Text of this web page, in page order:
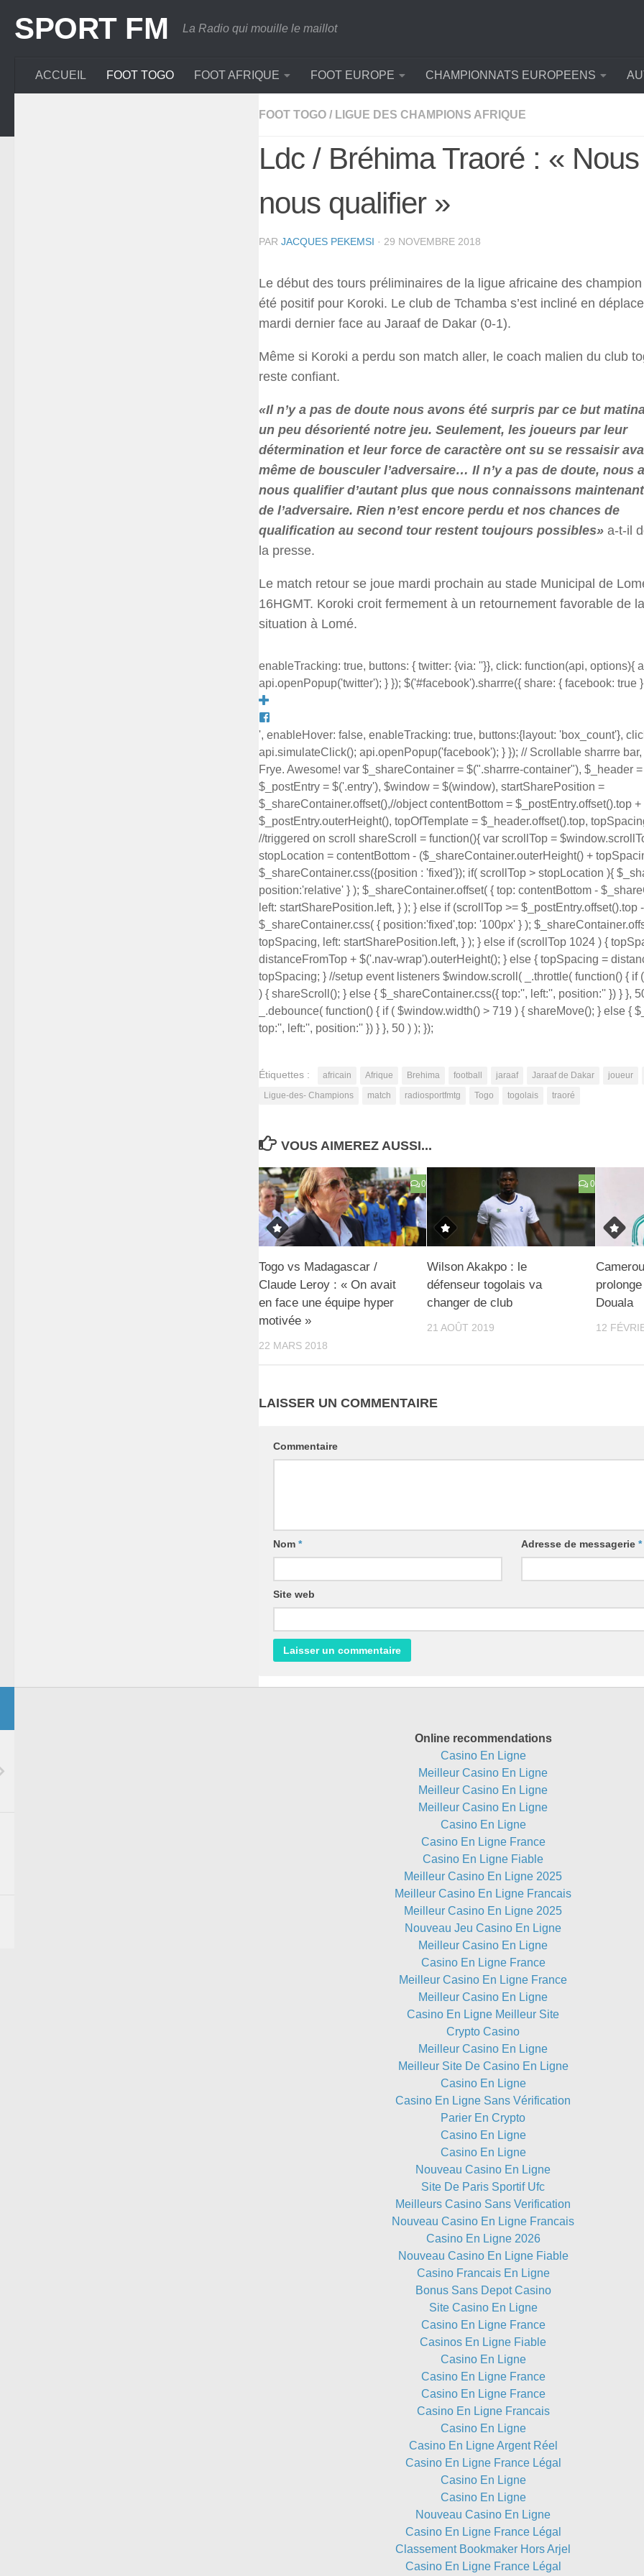
content
SPORT FM La Radio qui mouille le maillot
ACCUEIL FOOT TOGO FOOT AFRIQUE FOOT EUROPE CHAMPIONNATS EUROPEENS
FOOT TOGO / LIGUE DES CHAMPIONS AFRIQUE
Ldc / Bréhima Traoré : «
nous qualifier »
PAR JACQUES PEKEMSI · 29 NOVEMBRE 2018
Le début des tours préliminaires de la ligue africaine des champion
été positif pour Koroki. Le club de Tchamba s’est incliné en
mardi dernier face au Jaraaf de Dakar (0-1).
Même si Koroki a perdu son match aller, le coach malien du club
reste confiant.
«Il n’y a pas de doute nous avons été surpris par ce but
un peu désorienté notre jeu. Seulement, les joueurs par leur
détermination et leur force de caractère ont su se ressaisir
même de bousculer l’adversaire… Il n’y a pas de doute, nous
nous qualifier d’autant plus que nous connaissons
de l’adversaire. Rien n’est encore perdu et nos chances de
qualification au second tour restent toujours possibles» a-t-il
la presse.
Le match retour se joue mardi prochain au stade Municipal de
16HGMT. Koroki croit fermement à un retournement favorable de la
situation à Lomé.
enableTracking: true, buttons: { twitter: {via: ''}}, click: function(api, options){
api.openPopup('twitter'); } }); $('#facebook').sharrre({ share: { facebook: true
', enableHover: false, enableTracking: true, buttons:{layout: 'box_count'},
api.simulateClick(); api.openPopup('facebook'); } }); // Scrollable sharrre
Frye. Awesome! var $_shareContainer = $(".sharrre-container"), $_header
$_postEntry = $('.entry'), $window = $(window), startSharePosition =
$_shareContainer.offset(),//object contentBottom = $_postEntry.offset().top +
$_postEntry.outerHeight(), topOfTemplate = $_header.offset().top,
//triggered on scroll shareScroll = function(){ var scrollTop =
stopLocation = contentBottom - ($_shareContainer.outerHeight() +
$_shareContainer.css({position : 'fixed'}); if( scrollTop > stopLocation ){
position:'relative' } ); $_shareContainer.offset( { top: contentBottom -
left: startSharePosition.left, } ); } else if (scrollTop >= $_postEntry.offset().top
$_shareContainer.css( { position:'fixed',top: '100px' } );
topSpacing, left: startSharePosition.left, } ); } else if (scrollTop 1024 ) {
distanceFromTop + $('.nav-wrap').outerHeight(); } else { topSpacing =
topSpacing; } //setup event listeners $window.scroll( _.throttle( function() { if
) { shareScroll(); } else { $_shareContainer.css({ top:'', left:'', position:'' }) } },
_.debounce( function() { if ( $window.width() > 719 ) { shareMove(); } else {
top:'', left:'', position:'' }) } }, 50 ) ); });
Étiquettes : africain Afrique Brehima football jaraaf Jaraaf de Dakar joueur
Ligue-des- Champions
match radiosportfmtg Togo togolais traoré
VOUS AIMEREZ AUSSI...
0
Togo vs Madagascar /
Claude Leroy : « On avait
en face une équipe hyper
motivée »
22 MARS 2018
0
Wilson Akakpo : le
défenseur togolais va
changer de club
21 AOÛT 2019
Douala
12
LAISSER UN COMMENTAIRE
Commentaire
Nom * Adresse de messagerie*
Site web
Online recommendations
Casino En Ligne
Meilleur Casino En Ligne
Meilleur Casino En Ligne
Meilleur Casino En Ligne
Casino En Ligne
Casino En Ligne France
Casino En Ligne Fiable
Meilleur Casino En Ligne 2025
Meilleur Casino En Ligne Francais
Meilleur Casino En Ligne 2025
Nouveau Jeu Casino En Ligne
Meilleur Casino En Ligne
Casino En Ligne France
Meilleur Casino En Ligne France
Meilleur Casino En Ligne
Casino En Ligne Meilleur Site
Crypto Casino
Meilleur Casino En Ligne
Meilleur Site De Casino En Ligne
Casino En Ligne
Casino En Ligne Sans Vérification
Parier En Crypto
Casino En Ligne
Casino En Ligne
Nouveau Casino En Ligne
Site De Paris Sportif Ufc
Meilleurs Casino Sans Verification
Nouveau Casino En Ligne Francais
Casino En Ligne 2026
Nouveau Casino En Ligne Fiable
Casino Francais En Ligne
Bonus Sans Depot Casino
Site Casino En Ligne
Casino En Ligne France
Casinos En Ligne Fiable
Casino En Ligne
Casino En Ligne France
Casino En Ligne France
Casino En Ligne Francais
Casino En Ligne
Casino En Ligne Argent Réel
Casino En Ligne France Légal
Casino En Ligne
Casino En Ligne
Nouveau Casino En Ligne
Casino En Ligne France Légal
Classement Bookmaker Hors Arjel
Casino En Ligne France Légal